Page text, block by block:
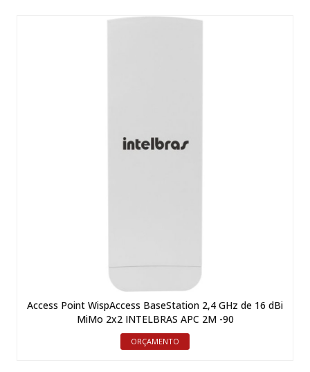
Access Point WispAccess BaseStation 2,4 GHz de 16 dBi
MiMo 2x2 INTELBRAS APC 2M -90
ORÇAMENTO